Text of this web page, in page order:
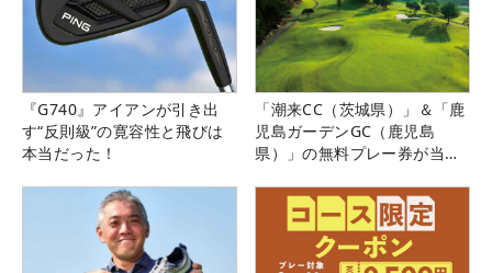
『G740』アイアンが引き出
す“反則級”の寛容性と飛びは
本当だった！
「潮来CC（茨城県）」＆「鹿
児島ガーデンGC（鹿児島
県）」の無料プレー券が当た